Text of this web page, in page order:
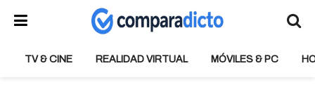
TV & CINE REALIDAD VIRTUAL MÓVILES & PC